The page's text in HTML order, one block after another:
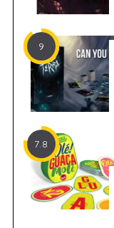
9
7.8